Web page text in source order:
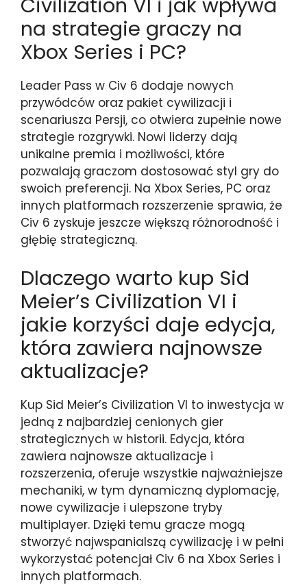
Civilization VI i jak wpływa
na strategie graczy na
Xbox Series i PC?
Leader Pass w Civ 6 dodaje nowych
przywódców oraz pakiet cywilizacji i
scenariusza Persji, co otwiera zupełnie nowe
strategie rozgrywki. Nowi liderzy dają
unikalne premia i możliwości, które
pozwalają graczom dostosować styl gry do
swoich preferencji. Na Xbox Series, PC oraz
innych platformach rozszerzenie sprawia, że
Civ 6 zyskuje jeszcze większą różnorodność i
głębię strategiczną.
Dlaczego warto kup Sid
Meier’s Civilization VI i
jakie korzyści daje edycja,
która zawiera najnowsze
aktualizacje?
Kup Sid Meier’s Civilization VI to inwestycja w
jedną z najbardziej cenionych gier
strategicznych w historii. Edycja, która
zawiera najnowsze aktualizacje i
rozszerzenia, oferuje wszystkie najważniejsze
mechaniki, w tym dynamiczną dyplomację,
nowe cywilizacje i ulepszone tryby
multiplayer. Dzięki temu gracze mogą
stworzyć najwspanialszą cywilizację i w pełni
wykorzystać potencjał Civ 6 na Xbox Series i
innych platformach.